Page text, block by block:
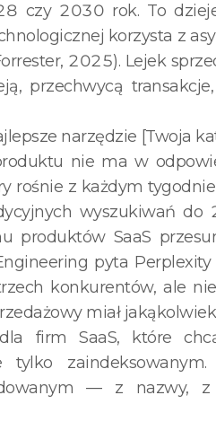
czy 2030 rok. To
korzysta z
2025). Lejek
przechwycą
narzędzie [Twoja
nie ma w
rośnie z każdym
wyszukiwań do
SaaS
pyta
konkurentów, ale
miał
firm SaaS, które
— z nazwy, z